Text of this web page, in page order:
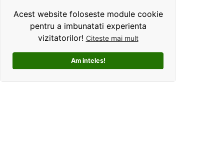
Acest website foloseste module cookie
pentru a imbunatati experienta
vizitatorilor! Citeste mai mult
Am inteles!